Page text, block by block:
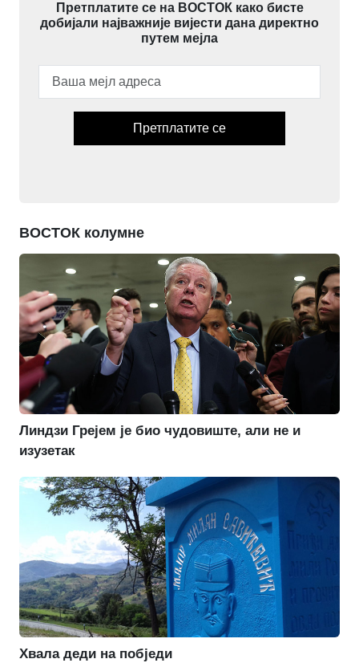
Претплатите се на ВОСТОК како бисте
добијали најважније вијести дана директно
путем мејла
Претплатите се
ВОСТОК колумне
Линдзи Грејем је био чудовиште, али не и
изузетак
Хвала деди на побједи